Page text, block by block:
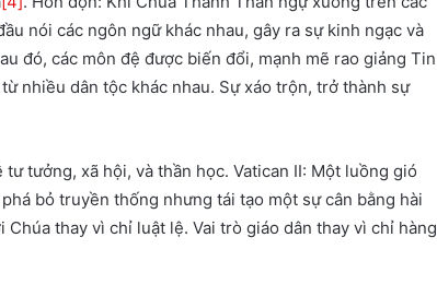
nói các ngôn ngữ khác nhau, gây ra sự kinh ngạc và
đó, các môn đệ được biến đổi, mạnh mẽ rao giảng Tin
nhiều dân tộc khác nhau. Sự xáo trộn, trở thành sự
tưởng, xã hội, và thần học. Vatican II: Một luồng gió
bỏ truyền thống nhưng tái tạo một sự cân bằng hài
Chúa thay vì chỉ luật lệ. Vai trò giáo dân thay vì chỉ hàng